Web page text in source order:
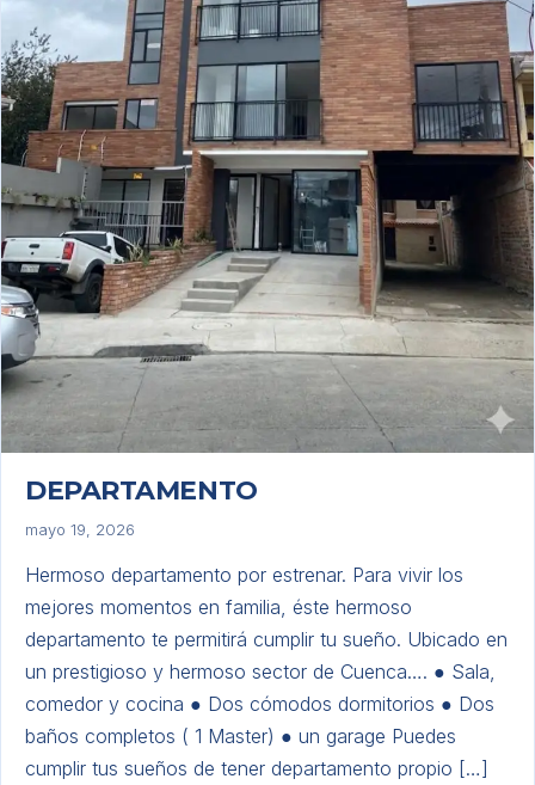
DEPARTAMENTO
mayo 19, 2026
Hermoso departamento por estrenar. Para vivir los
mejores momentos en familia, éste hermoso
departamento te permitirá cumplir tu sueño. Ubicado en
un prestigioso y hermoso sector de Cuenca…. ● Sala,
comedor y cocina ● Dos cómodos dormitorios ● Dos
baños completos ( 1 Master) ● un garage Puedes
cumplir tus sueños de tener departamento propio […]